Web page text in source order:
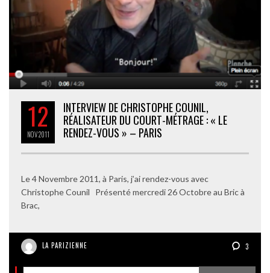
12
NOV2011
INTERVIEW DE CHRISTOPHE COUNIL,
RÉALISATEUR DU COURT-MÉTRAGE : « LE
RENDEZ-VOUS » – PARIS
Le 4 Novembre 2011, à Paris, j’ai rendez-vous avec
Christophe Counil Présenté mercredi 26 Octobre au Bric à
Brac,
LA PARIZIENNE 3